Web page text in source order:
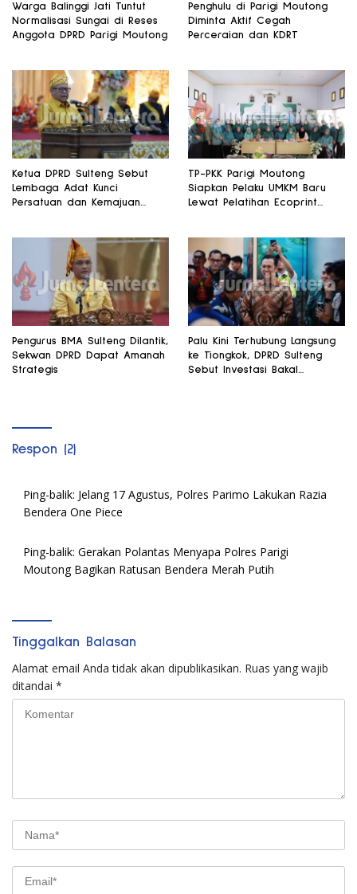
Warga Balinggi Jati Tuntut
Normalisasi Sungai di Reses
Anggota DPRD Parigi Moutong
Penghulu di Parigi Moutong
Diminta Aktif Cegah
Perceraian dan KDRT
Ketua DPRD Sulteng Sebut
Lembaga Adat Kunci
Persatuan dan Kemajuan
TP-PKK Parigi Moutong
Siapkan Pelaku UMKM Baru
Lewat Pelatihan Ecoprint
Pengurus BMA Sulteng Dilantik,
Sekwan DPRD Dapat Amanah
Strategis
Palu Kini Terhubung Langsung
ke Tiongkok, DPRD Sulteng
Sebut Investasi Bakal
Respon (2)
Ping-balik: Jelang 17 Agustus, Polres Parimo Lakukan Razia
Bendera One Piece
Ping-balik: Gerakan Polantas Menyapa Polres Parigi
Moutong Bagikan Ratusan Bendera Merah Putih
Tinggalkan Balasan
Alamat email Anda tidak akan dipublikasikan. Ruas yang wajib
ditandai *